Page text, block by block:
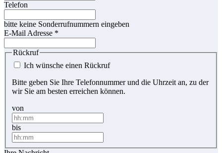
Telefon
bitte keine Sonderrufnummern eingeben
E-Mail Adresse *
Rückruf
Ich wünsche einen Rückruf
Bitte geben Sie Ihre Telefonnummer und die Uhrzeit an, zu der
wir Sie am besten erreichen können.
von
bis